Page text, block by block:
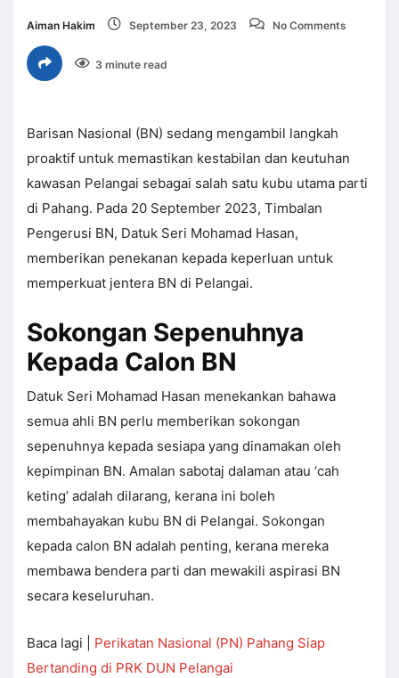
Aiman Hakim September 23, 2023 No Comments
3 minute read
Barisan Nasional (BN) sedang mengambil langkah
proaktif untuk memastikan kestabilan dan keutuhan
kawasan Pelangai sebagai salah satu kubu utama parti
di Pahang. Pada 20 September 2023, Timbalan
Pengerusi BN, Datuk Seri Mohamad Hasan,
memberikan penekanan kepada keperluan untuk
memperkuat jentera BN di Pelangai.
Sokongan Sepenuhnya
Kepada Calon BN
Datuk Seri Mohamad Hasan menekankan bahawa
semua ahli BN perlu memberikan sokongan
sepenuhnya kepada sesiapa yang dinamakan oleh
kepimpinan BN. Amalan sabotaj dalaman atau ‘cah
keting’ adalah dilarang, kerana ini boleh
membahayakan kubu BN di Pelangai. Sokongan
kepada calon BN adalah penting, kerana mereka
membawa bendera parti dan mewakili aspirasi BN
secara keseluruhan.
Baca lagi | Perikatan Nasional (PN) Pahang Siap
Bertanding di PRK DUN Pelangai